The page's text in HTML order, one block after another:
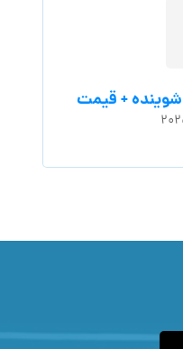
+ قیمت